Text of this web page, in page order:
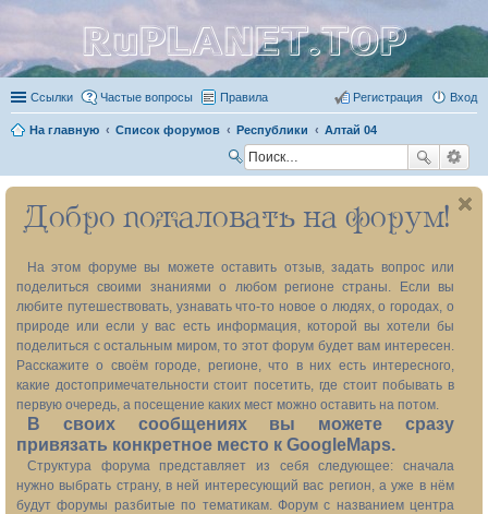
RuPLANET.TOP
Ссылки Частые вопросы Правила Вход
Регистрация
На главную Список форумов Республики Алтай 04
ск
Добро пожаловать на форум!
На этом форуме вы можете оставить отзыв, задать вопрос или
поделиться своими знаниями о любом регионе страны. Если вы
любите путешествовать, узнавать что-то новое о людях, о городах, о
природе или если у вас есть информация, которой вы хотели бы
поделиться с остальным миром, то этот форум будет вам интересен.
Расскажите о своём городе, регионе, что в них есть интересного,
какие достопримечательности стоит посетить, где стоит побывать в
первую очередь, а посещение каких мест можно оставить на потом.
В своих сообщениях вы можете сразу
привязать конкретное место к GoogleMaps.
Структура форума представляет из себя следующее: сначала
нужно выбрать страну, в ней интересующий вас регион, а уже в нём
будут форумы разбитые по тематикам. Форум с названием центра